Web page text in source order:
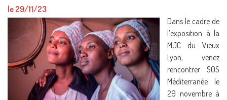
le 29/11/23
Dans le cadre de
l’exposition à la
MJC du Vieux
Lyon, venez
rencontrer SOS
Méditerranée le
29 novembre à